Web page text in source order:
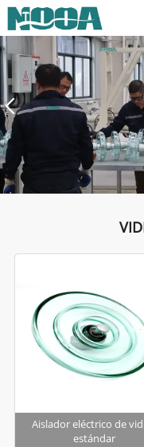
Aislador eléctrico de
estándar